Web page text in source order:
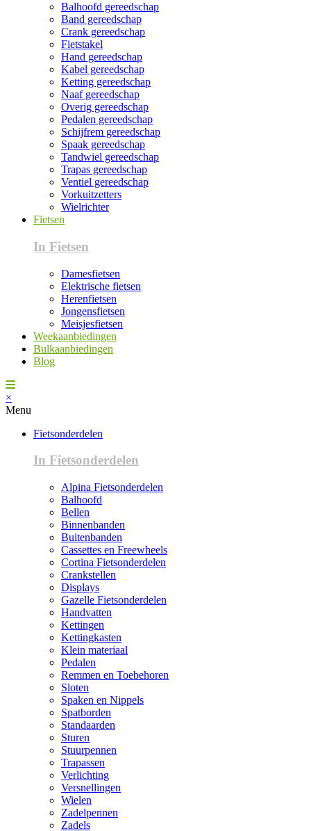
Balhoofd gereedschap
Band gereedschap
Crank gereedschap
Fietstakel
Hand gereedschap
Kabel gereedschap
Ketting gereedschap
Naaf gereedschap
Overig gereedschap
Pedalen gereedschap
Schijfrem gereedschap
Spaak gereedschap
Tandwiel gereedschap
Trapas gereedschap
Ventiel gereedschap
Vorkuitzetters
Wielrichter
Fietsen
In Fietsen
Damesfietsen
Elektrische fietsen
Herenfietsen
Jongensfietsen
Meisjesfietsen
Weekaanbiedingen
Bulkaanbiedingen
Blog
×
Menu
Fietsonderdelen
In Fietsonderdelen
Alpina Fietsonderdelen
Balhoofd
Bellen
Binnenbanden
Buitenbanden
Cassettes en Freewheels
Cortina Fietsonderdelen
Crankstellen
Displays
Gazelle Fietsonderdelen
Handvatten
Kettingen
Kettingkasten
Klein materiaal
Pedalen
Remmen en Toebehoren
Sloten
Spaken en Nippels
Spatborden
Standaarden
Sturen
Stuurpennen
Trapassen
Verlichting
Versnellingen
Wielen
Zadelpennen
Zadels